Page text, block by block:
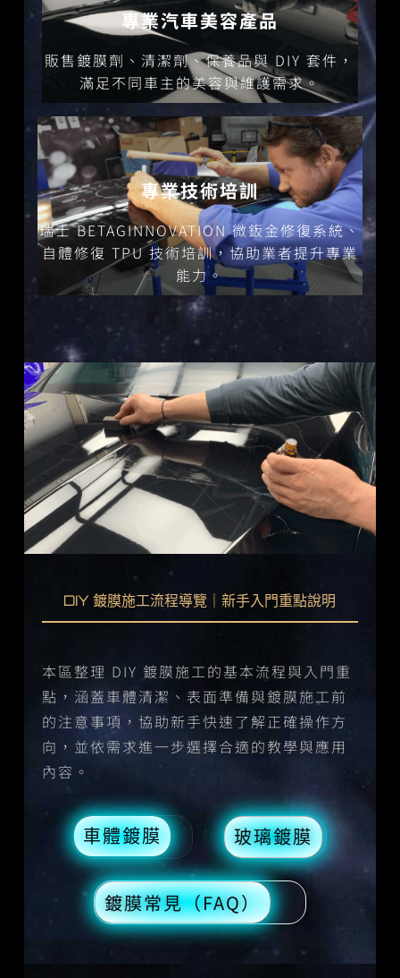
專業汽車美容產品
販售鍍膜劑、清潔劑、保養品與 DIY 套件，
滿足不同車主的美容與維護需求。
汽車鍍膜產品
看更多
專業技術培訓
瑞士 BETAGINNOVATION 微鈑金修復系統、
自體修復 TPU 技術培訓，協助業者提升專業
能力。
微鈑金修復系統
看更多
DIY 鍍膜施工流程導覽｜新手入門重點說明
本區整理 DIY 鍍膜施工的基本流程與入門重
點，涵蓋車體清潔、表面準備與鍍膜施工前
的注意事項，協助新手快速了解正確操作方
向，並依需求進一步選擇合適的教學與應用
內容。
車體鍍膜 玻璃鍍膜
鍍膜常見（FAQ）